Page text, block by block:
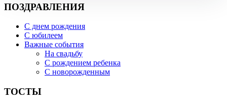
ПОЗДРАВЛЕНИЯ
С днем рождения
С юбилеем
Важные события
На свадьбу
С рождением ребенка
С новорожденным
ТОСТЫ